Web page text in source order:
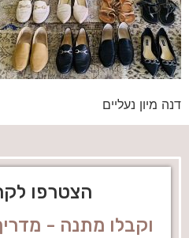
דנה מיון נעליים
הצטרפו
וקבלו מתנה -